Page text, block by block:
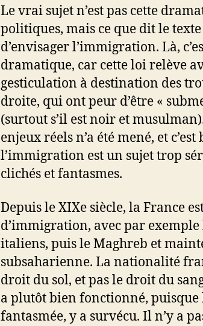
Le vrai sujet n’est pas cette
politiques, mais ce que dit le
d’envisager l’immigration. Là,
dramatique, car cette loi relève
gesticulation à destination des
droite, qui ont peur d’être «
(surtout s’il est noir et
enjeux réels n’a été mené, et
l’immigration est un sujet trop
clichés et fantasmes.
Depuis le XIXe siècle, la France
d’immigration, avec par exemple
italiens, puis le Maghreb et
subsaharienne. La nationalité
droit du sol, et pas le droit du
a plutôt bien fonctionné, puisque
fantasmée, y a survécu. Il n’y a